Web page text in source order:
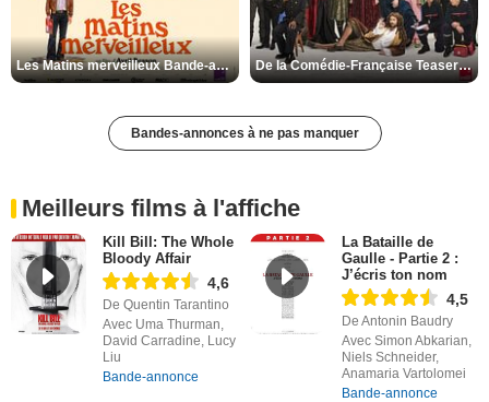
Les Matins merveilleux Bande-annonce VF De la Comédie-Française Teaser VF
Bandes-annonces à ne pas manquer
Meilleurs films à l'affiche
Kill Bill: The Whole
Bloody Affair
4,6
De Quentin Tarantino
Avec Uma Thurman,
David Carradine, Lucy
Liu
Bande-annonce
La Bataille de
Gaulle - Partie 2 :
J’écris ton nom
4,5
De Antonin Baudry
Avec Simon Abkarian,
Niels Schneider,
Anamaria Vartolomei
Bande-annonce